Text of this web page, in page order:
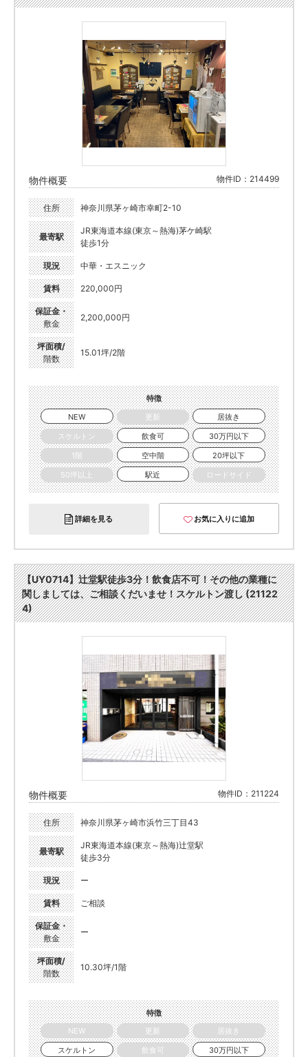
物件概要 物件ID：214499
住所 神奈川県茅ヶ崎市幸町2-10
最寄駅
JR東海道本線(東京～熱海)茅ケ崎駅
徒歩1分
現況 中華・エスニック
賃料 220,000円
保証金・
敷金
2,200,000円
坪面積/
階数
15.01坪/2階
特徴
NEW
更新
居抜き
スケルトン
飲食可
30万円以下
1階
空中階
20坪以下
50坪以上
駅近 ロードサイド
詳細を見る お気に入りに追加
【UY0714】辻堂駅徒歩3分！飲食店不可！その他の業種に
関しましては、ご相談くだいませ！スケルトン渡し (21122
4)
物件概要 物件ID：211224
住所 神奈川県茅ヶ崎市浜竹三丁目43
最寄駅
JR東海道本線(東京～熱海)辻堂駅
徒歩3分
現況 ー
賃料 ご相談
保証金・
敷金
ー
坪面積/
階数
10.30坪/1階
特徴
NEW
更新
居抜き
スケルトン
飲食可
30万円以下